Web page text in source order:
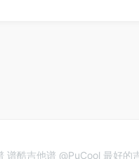
酷吉他谱 @PuCool 最好的